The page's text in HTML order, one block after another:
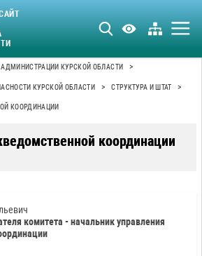
КУРСКОЙ ОБЛАСТИ >
КУРСКОЙ ОБЛАСТИ > СТРУКТУРА И ШТАТ >
КООРДИНАЦИИ
координации
комитета - начальник управления